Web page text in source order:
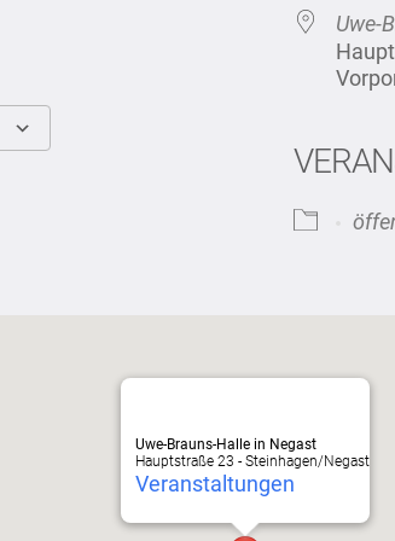
Uwe-
Uwe-Brauns-Halle in Negast
Hauptstraße 23 - Steinhagen/Negast
Veranstaltungen